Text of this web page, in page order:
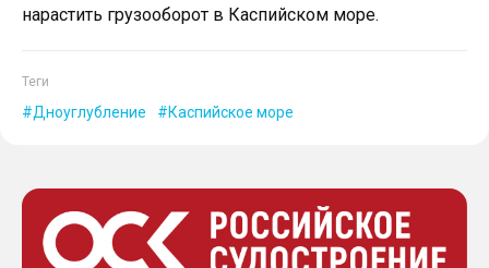
нарастить грузооборот в Каспийском море.
Теги
Дноуглубление Каспийское море